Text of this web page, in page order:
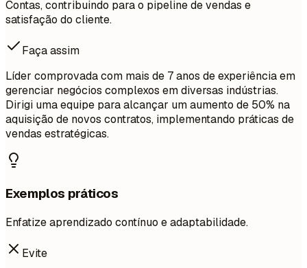
Contas, contribuindo para o pipeline de vendas e
satisfação do cliente.
Faça assim
Líder comprovada com mais de 7 anos de experiência em
gerenciar negócios complexos em diversas indústrias.
Dirigi uma equipe para alcançar um aumento de 50% na
aquisição de novos contratos, implementando práticas de
vendas estratégicas.
Exemplos práticos
Enfatize aprendizado contínuo e adaptabilidade.
Evite